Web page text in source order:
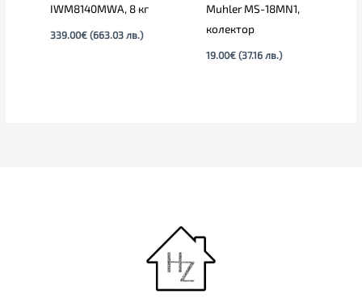
IWM8140MWA, 8 кг
339.00€ (663.03 лв.)
Muhler MS-18MN1,
колектор
19.00€ (37.16 лв.)